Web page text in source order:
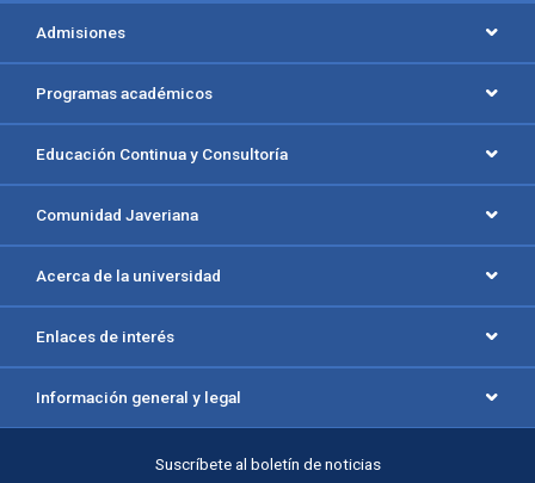
Menú principal del footer
Admisiones
Programas académicos
Educación Continua y Consultoría
Comunidad Javeriana
Acerca de la universidad
Enlaces de interés
Información general y legal
Suscríbete al boletín de noticias